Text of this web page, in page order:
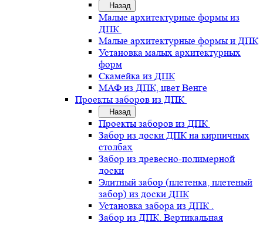
Назад
Малые архитектурные формы из
ДПК
Малые архитектурные формы и ДПК
Установка малых архитектурных
форм
Скамейка из ДПК
МАФ из ДПК, цвет Венге
Проекты заборов из ДПК
Назад
Проекты заборов из ДПК
Забор из доски ДПК на кирпичных
столбах
Забор из древесно-полимерной
доски
Элитный забор (плетенка, плетеный
забор) из доски ДПК
Установка забора из ДПК .
Забор из ДПК. Вертикальная